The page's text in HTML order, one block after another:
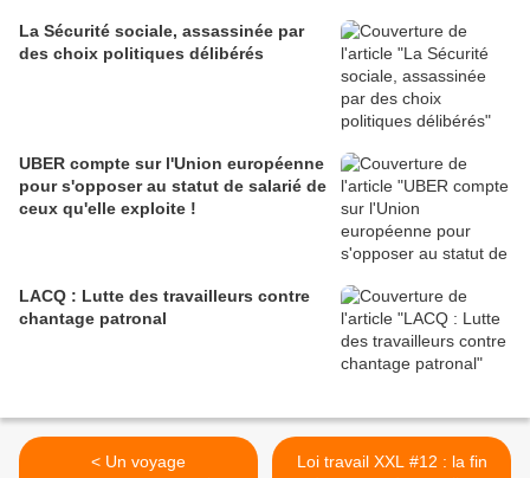
La Sécurité sociale, assassinée par
des choix politiques délibérés
UBER compte sur l'Union européenne
pour s'opposer au statut de salarié de
ceux qu'elle exploite !
LACQ : Lutte des travailleurs contre
chantage patronal
< Un voyage
Loi travail XXL #12 : la fin